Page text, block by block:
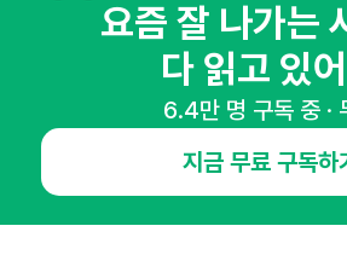
NHN AD
오픈애즈란 공지사항 제휴문의
인사
뉴스레터
광고안내
요즘 잘 나가는
다 읽고 있
6.4만 명 구독 중 ·
지금 무료 구독하